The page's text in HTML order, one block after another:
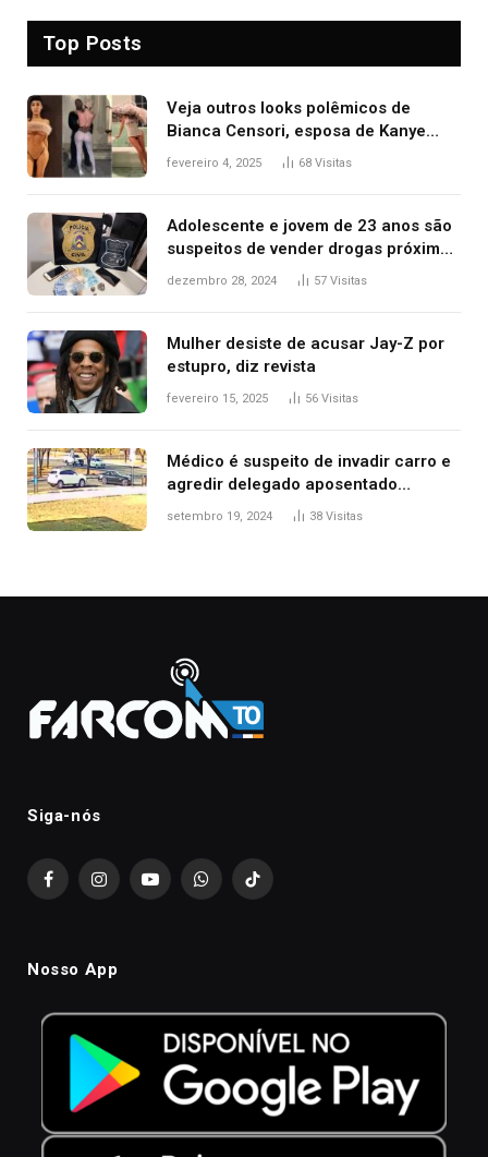
Top Posts
Veja outros looks polêmicos de
Bianca Censori, esposa de Kanye
West que apareceu nua no Grammy
fevereiro 4, 2025 68 Visitas
Adolescente e jovem de 23 anos são
suspeitos de vender drogas próximo
de delegacia e escola, diz polícia
dezembro 28, 2024 57 Visitas
Mulher desiste de acusar Jay-Z por
estupro, diz revista
fevereiro 15, 2025 56 Visitas
Médico é suspeito de invadir carro e
agredir delegado aposentado
durante confusão no trânsito
setembro 19, 2024 38 Visitas
Siga-nós
FacebookInstagramYouTubeWhatsAppTikTok
Nosso App